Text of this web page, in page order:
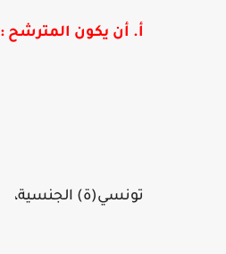
أ. أن يكون المترشح :
تونسي(ة) الجنسية،